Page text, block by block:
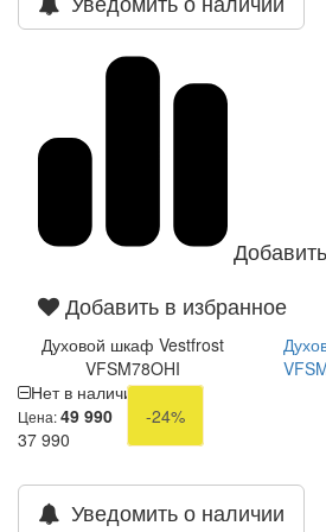
Добавить в избранное
Духовой шкаф Vestfrost
VFSM78OHI
Нет в наличии
Цена:49 990
-24%
37 990
Уведомить о наличии